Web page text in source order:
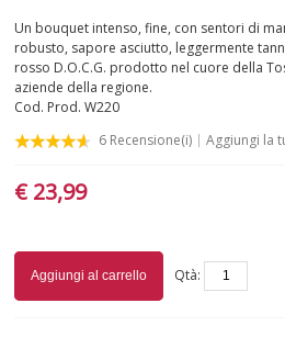
PUGLIA
SARDEGNA
TRENTINO-ALTO ADIGE
Un bouquet intenso, fine, con sentori di
robusto, sapore asciutto, leggermente
rosso D.O.C.G. prodotto nel cuore della
aziende della regione.
Cod. Prod.W220
6 Recensione(i) Aggiungi la
€ 23,99
Aggiungi al carrello Qtà: